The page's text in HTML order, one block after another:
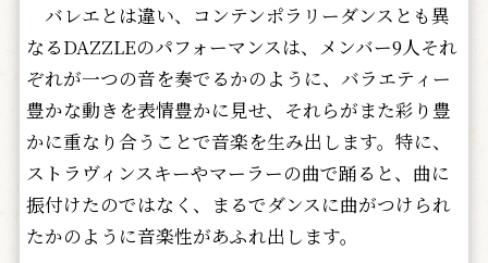
バレエとは違い、コンテンポラリーダンスとも異
なるDAZZLEのパフォーマンスは、メンバー9人それ
ぞれが一つの音を奏でるかのように、バラエティー
豊かな動きを表情豊かに見せ、それらがまた彩り豊
かに重なり合うことで音楽を生み出します。特に、
ストラヴィンスキーやマーラーの曲で踊ると、曲に
振付けたのではなく、まるでダンスに曲がつけられ
たかのように音楽性があふれ出します。